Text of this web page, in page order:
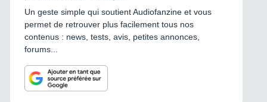
Un geste simple qui soutient Audiofanzine et vous
permet de retrouver plus facilement tous nos
contenus : news, tests, avis, petites annonces,
forums...